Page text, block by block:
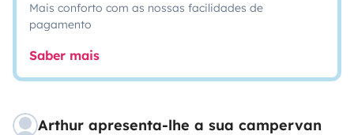
Mais conforto com as nossas facilidades de
pagamento
Saber mais
Arthur apresenta-lhe a sua campervan